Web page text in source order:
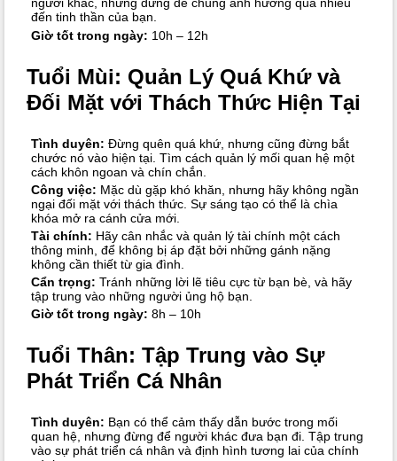
người khác, nhưng đừng để chúng ảnh hưởng quá nhiều
đến tinh thần của bạn.
Giờ tốt trong ngày: 10h – 12h
Tuổi Mùi: Quản Lý Quá Khứ và
Đối Mặt với Thách Thức Hiện Tại
Tình duyên: Đừng quên quá khứ, nhưng cũng đừng bắt
chước nó vào hiện tại. Tìm cách quản lý mối quan hệ một
cách khôn ngoan và chín chắn.
Công việc: Mặc dù gặp khó khăn, nhưng hãy không ngần
ngại đối mặt với thách thức. Sự sáng tạo có thể là chìa
khóa mở ra cánh cửa mới.
Tài chính: Hãy cân nhắc và quản lý tài chính một cách
thông minh, để không bị áp đặt bởi những gánh nặng
không cần thiết từ gia đình.
Cẩn trọng: Tránh những lời lẽ tiêu cực từ bạn bè, và hãy
tập trung vào những người ủng hộ bạn.
Giờ tốt trong ngày: 8h – 10h
Tuổi Thân: Tập Trung vào Sự
Phát Triển Cá Nhân
Tình duyên: Bạn có thể cảm thấy dẫn bước trong mối
quan hệ, nhưng đừng để người khác đưa bạn đi. Tập trung
vào sự phát triển cá nhân và định hình tương lai của chính